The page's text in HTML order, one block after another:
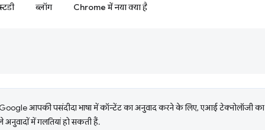
ब्लॉग Chrome में नया क्या है
आपकी पसंदीदा भाषा में कॉन्टेंट का अनुवाद करने के लिए, एआई टेक्नोलॉजी का
में गलतियां हो सकती हैं.